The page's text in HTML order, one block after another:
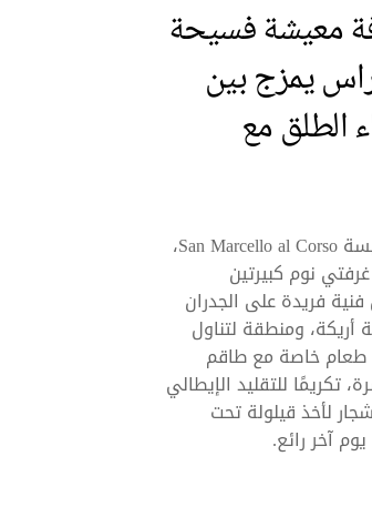
معيشة فسيحة
يمزج بين
الطلق مع
يقع هذا الجناح في الطابق الرابع، بجانب الجانب الأيمن من واجهة كنيسة San Marcello al Corso،
نوم كبيرتين
فريدة على الجدران
ومنطقة لتناول
طعام خاصة مع طاقم
تكريمًا للتقليد الإيطالي
لأخذ قيلولة تحت
آخر رائع.